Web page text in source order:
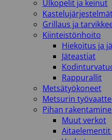
Ulkopelit ja keinut
Grillaus ja
Kiinteistönhoito
Hiekoitus ja
Jäteastiat
Rappurallit
Metsätyökoneet
Metsurin
Pihan
Muut verkot